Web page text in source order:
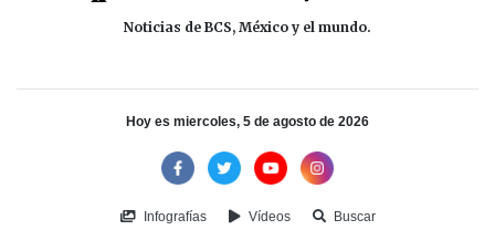
Noticias de BCS, México y el mundo.
Hoy es miercoles, 5 de agosto de 2026
Infografías Vídeos Buscar